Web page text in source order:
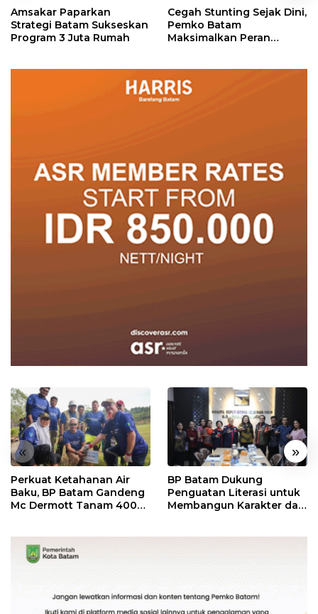
Amsakar Paparkan
Strategi Batam Sukseskan
Program 3 Juta Rumah
Cegah Stunting Sejak Dini,
Pemko Batam
Maksimalkan Peran
« »
Perkuat Ketahanan Air
Baku, BP Batam Gandeng
Mc Dermott Tanam 400
BP Batam Dukung
Penguatan Literasi untuk
Membangun Karakter dan